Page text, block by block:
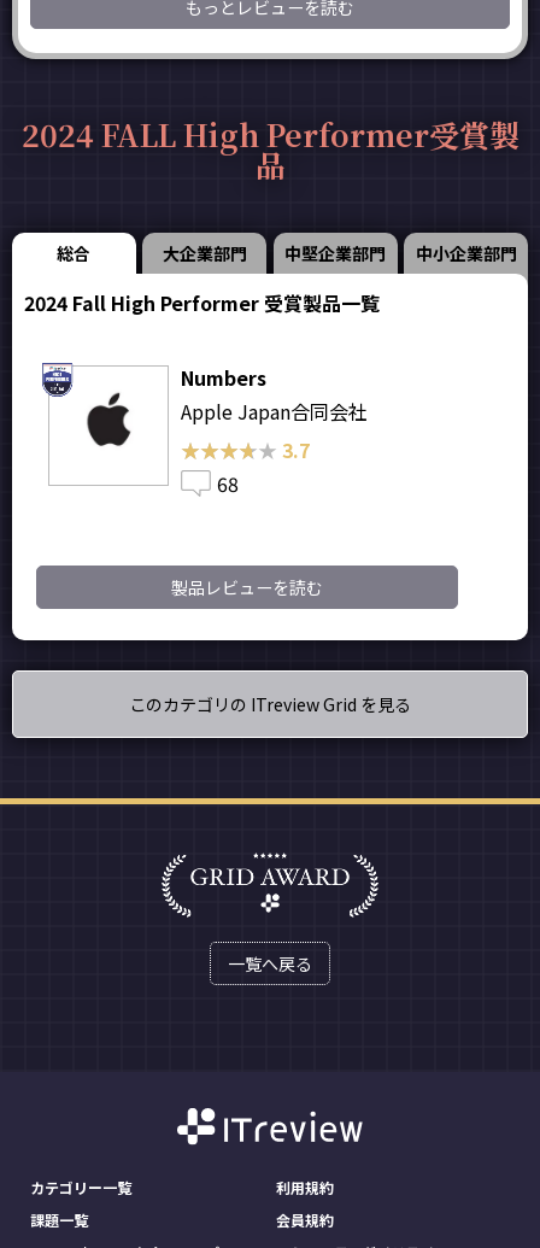
もっとレビューを読む
2024 FALL High Performer受賞製
品
総合 大企業部門 中堅企業部門 中小企業部門
2024 Fall High Performer 受賞製品一覧
Numbers
Apple Japan合同会社
★★★★★
★★★★★ 3.7
68
製品レビューを読む
このカテゴリの ITreview Grid を見る
一覧へ戻る
カテゴリー一覧
課題一覧
利用規約
会員規約